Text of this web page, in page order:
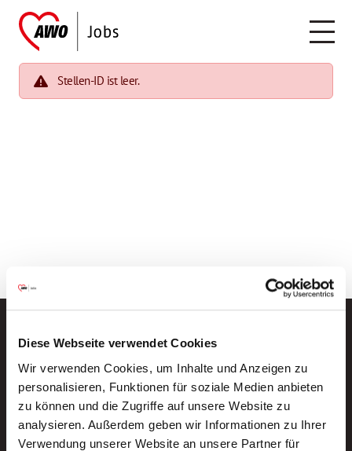
Diese Webseite verwendet Cookies
Wir verwenden Cookies, um Inhalte und Anzeigen zu
personalisieren, Funktionen für soziale Medien anbieten
zu können und die Zugriffe auf unsere Website zu
analysieren. Außerdem geben wir Informationen zu Ihrer
Verwendung unserer Website an unsere Partner für
Stellen-ID ist leer.
Neue Stellen per E-Mail.
Ein kostenloser Service von AWO
Jobs.